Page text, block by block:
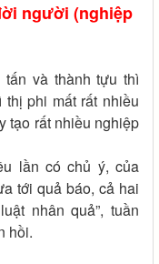
người (nghiệp
và thành tựu thì
phi mất rất nhiều
tạo rất nhiều nghiệp
lần có chủ ý, của
tới quả báo, cả hai
nhân quả”, tuần
hồi.